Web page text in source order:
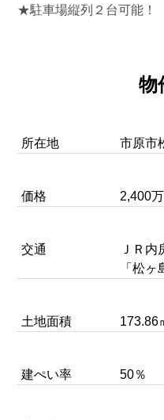
★駐車場縦列２台可能！
物
所在地 市原市
価格 2,400
交通
ＪＲ
「松
土地面積 173.86
建ぺい率 50％